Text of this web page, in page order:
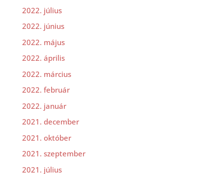
2022. július
2022. június
2022. május
2022. április
2022. március
2022. február
2022. január
2021. december
2021. október
2021. szeptember
2021. július